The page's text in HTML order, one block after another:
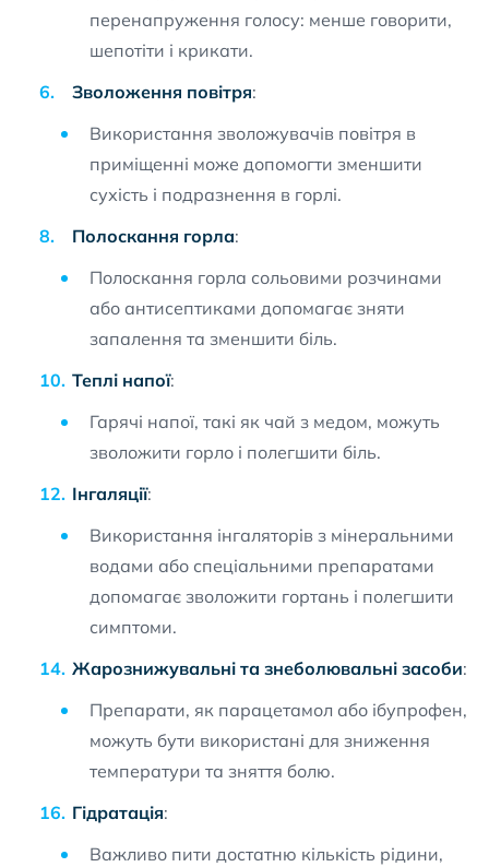
перенапруження голосу: менше говорити,
шепотіти і крикати.
Зволоження повітря:
Використання зволожувачів повітря в
приміщенні може допомогти зменшити
сухість і подразнення в горлі.
Полоскання горла:
Полоскання горла сольовими розчинами
або антисептиками допомагає зняти
запалення та зменшити біль.
Теплі напої:
Гарячі напої, такі як чай з медом, можуть
зволожити горло і полегшити біль.
Інгаляції:
Використання інгаляторів з мінеральними
водами або спеціальними препаратами
допомагає зволожити гортань і полегшити
симптоми.
Жарознижувальні та знеболювальні засоби:
Препарати, як парацетамол або ібупрофен,
можуть бути використані для зниження
температури та зняття болю.
Гідратація:
Важливо пити достатню кількість рідини,